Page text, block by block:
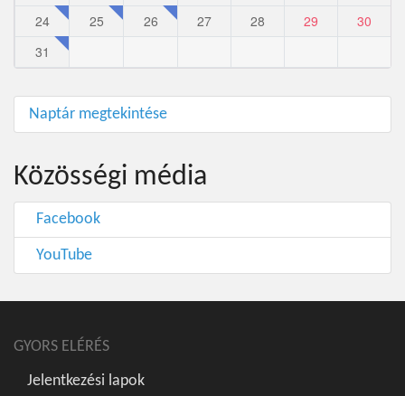
24
25 26 27 28 29
30
31
Naptár megtekintése
Közösségi média
Facebook
YouTube
GYORS ELÉRÉS
Jelentkezési lapok